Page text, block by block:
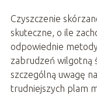
Czyszczenie
skuteczne, o ile
odpowiednie
zabrudzeń wilgotną
szczególną uwagę
trudniejszych plam